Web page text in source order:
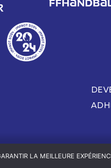
LA MEILLEURE